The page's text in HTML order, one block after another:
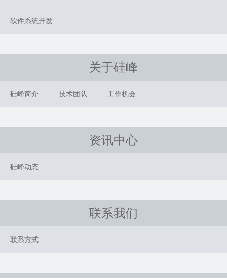
软件系统开发
关于硅峰
硅峰简介 技术团队 工作机会
资讯中心
硅峰动态
联系我们
联系方式